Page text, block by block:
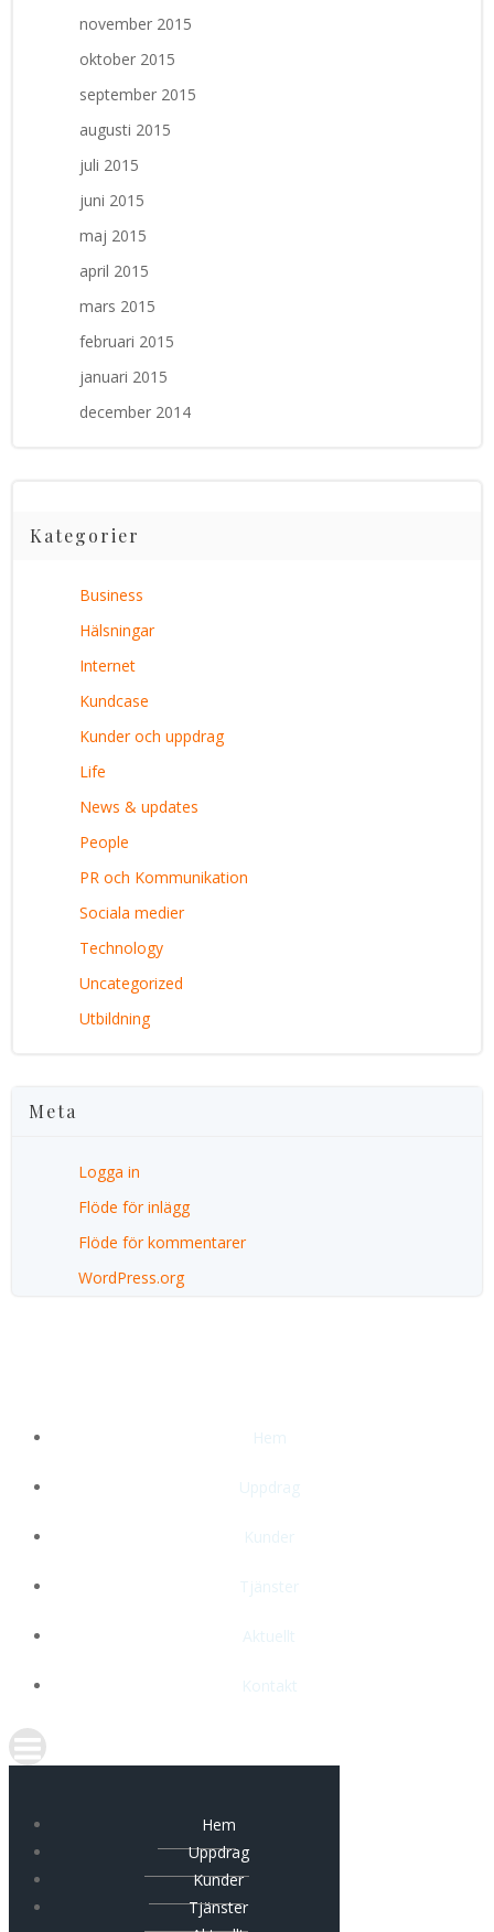
november 2015
oktober 2015
september 2015
augusti 2015
juli 2015
juni 2015
maj 2015
april 2015
mars 2015
februari 2015
januari 2015
december 2014
Kategorier
Business
Hälsningar
Internet
Kundcase
Kunder och uppdrag
Life
News & updates
People
PR och Kommunikation
Sociala medier
Technology
Uncategorized
Utbildning
Meta
Logga in
Flöde för inlägg
Flöde för kommentarer
WordPress.org
Hem
Uppdrag
Kunder
Tjänster
Aktuellt
Kontakt
Hem
Uppdrag
Kunder
Tjänster